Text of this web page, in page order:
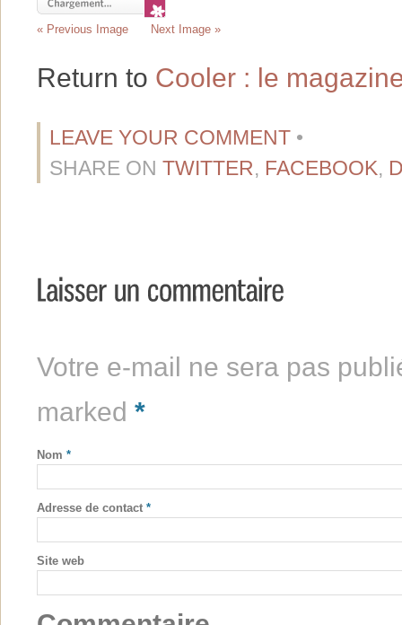
« Previous Image Next Image »
Return to Cooler : le
LEAVE YOUR COMMENT •
SHARE ON TWITTER, FACEBOOK,
Votre e-mail ne sera pas
marked *
Nom *
Adresse de contact *
Site web